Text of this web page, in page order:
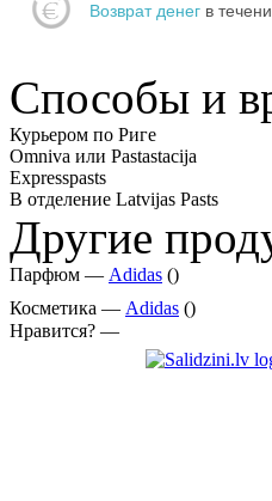
Возврат денег в
Способы и
Курьером по Риге
Omniva или Pastastacija
Expresspasts
В отделение Latvijas Pasts
Другие
Парфюм — Adidas ()
Косметика — Adidas ()
Нравится? —